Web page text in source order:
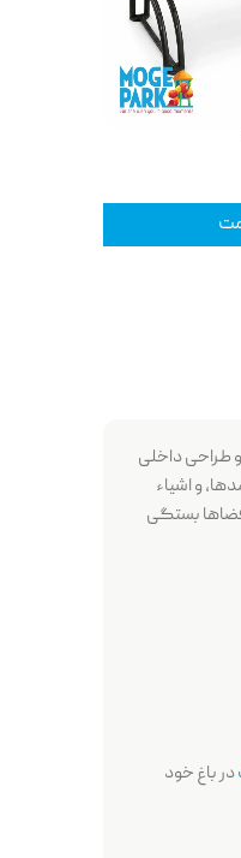
طراحی داخلی
و اشیاء
فضاها بستگی
در باغ خود